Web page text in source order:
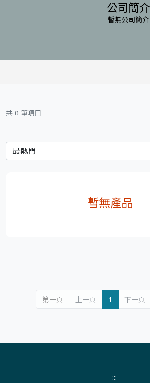
公司簡介
暫無公司簡介
共 0 筆項目
暫無產品
第一頁 上一頁 1 下一頁
:::